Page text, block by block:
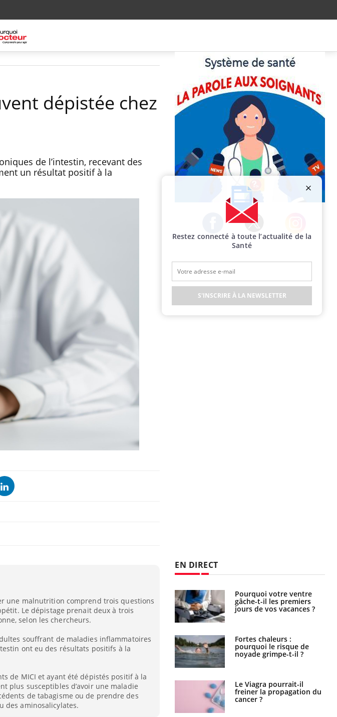
dépistée chez
de l’intestin, recevant des
un résultat positif à la
une malnutrition comprend trois questions
Le dépistage prenait deux à trois
selon les chercheurs.
souffrant de maladies inflammatoires
ont eu des résultats positifs à la
de MICI et ayant été dépistés positif à la
plus susceptibles d’avoir une maladie
de tabagisme ou de prendre des
des aminosalicylates.
Facebook Twitter Instagram
EN DIRECT
en
t-elle
t-
gâche-t-il les premiers
jours de vos vacances ?
Fortes chaleurs :
pourquoi le risque de
noyade grimpe-t-il ?
Le Viagra pourrait-il
freiner la propagation du
cancer ?
Pourquoi manger moins
de protéines pourrait
finalement être bénéfique
Grossesse et chaleur : ce
que dit la science
Le smartphone nuit-il à
l'apprentissage de la
lecture ?
Restez connecté à toute l’actualité de la
Santé
S'INSCRIRE À LA NEWSLETTER